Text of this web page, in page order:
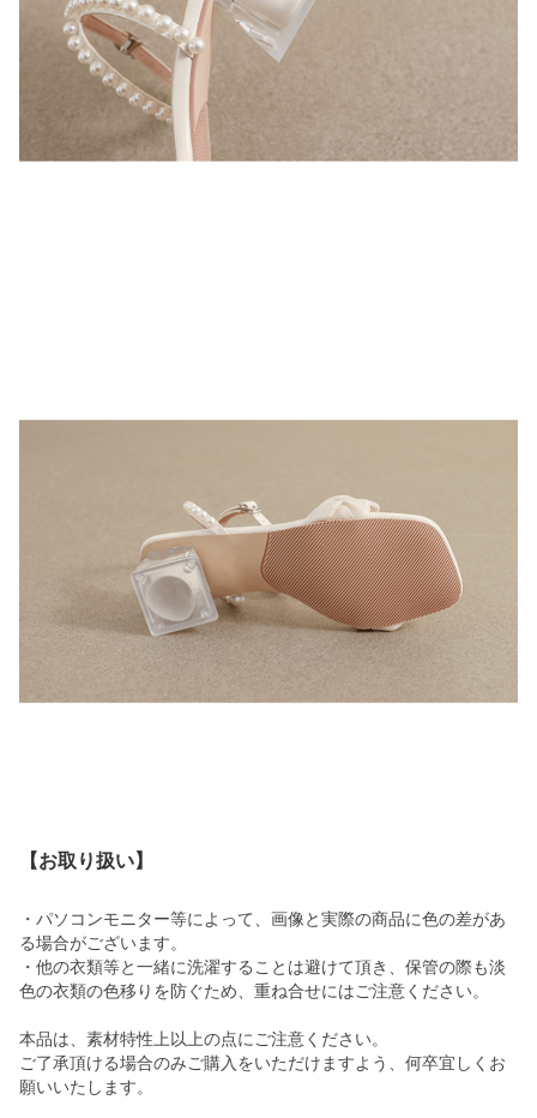
【お取り扱い】
・パソコンモニター等によって、画像と実際の商品に色の差があ
る場合がございます。
・他の衣類等と一緒に洗濯することは避けて頂き、保管の際も淡
色の衣類の色移りを防ぐため、重ね合せにはご注意ください。
本品は、素材特性上以上の点にご注意ください。
ご了承頂ける場合のみご購入をいただけますよう、何卒宜しくお
願いいたします。